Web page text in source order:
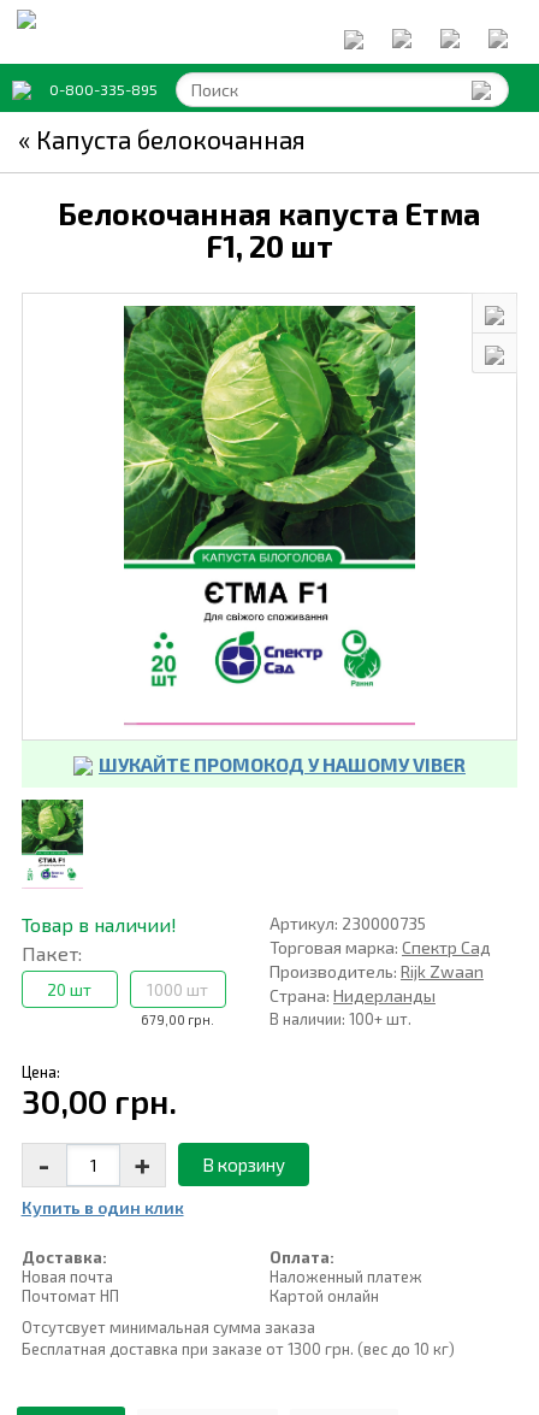
0-800-335-895
« Капуста белокочанная
Белокочанная капуста Етма
F1, 20 шт
ШУКАЙТЕ ПРОМОКОД У НАШОМУ VIBER
Товар в наличии!
Пакет:
20 шт
679,00 грн.
1000 шт
Артикул: 230000735
Торговая марка: Спектр Сад
Производитель: Rijk Zwaan
Страна: Нидерланды
В наличии: 100+ шт.
Цена:
30,00 грн.
- + В корзину
Купить в один клик
Доставка:
Новая почта
Почтомат НП
Оплата:
Наложенный платеж
Картой онлайн
Отсутсвует минимальная сумма заказа
Бесплатная доставка при заказе от 1300 грн. (вес до 10 кг)